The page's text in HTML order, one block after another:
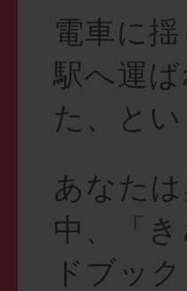
電車に
駅へ運
た、とい
あなた
中、「
ドブッ